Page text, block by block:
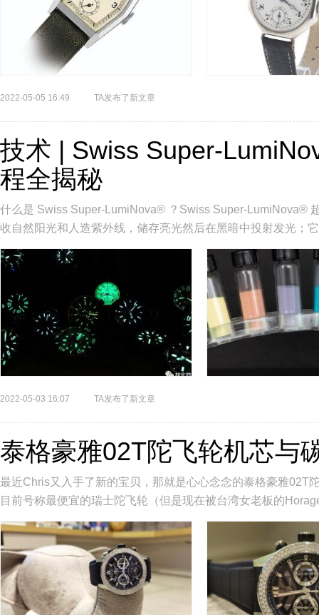
2022-05-05 16:49 TA发布了新文章
技术 | Swiss Super-
程全揭秘
什么是 Swiss Super-LumiNova® ？Swiss Super-LumiNova®
收自然阳光和人造紫外线，储存亮光然后在黑暗中投射发光；
2022-05-03 16:07 TA发布了新文章
泰格豪雅02T陀飞轮机芯与
最近Chris又入手了新的宝贝，那就是心心念念的泰格豪雅02T
目前号称最便宜的瑞士陀飞轮（但是现在被台湾女老板的
认证陀飞轮计...